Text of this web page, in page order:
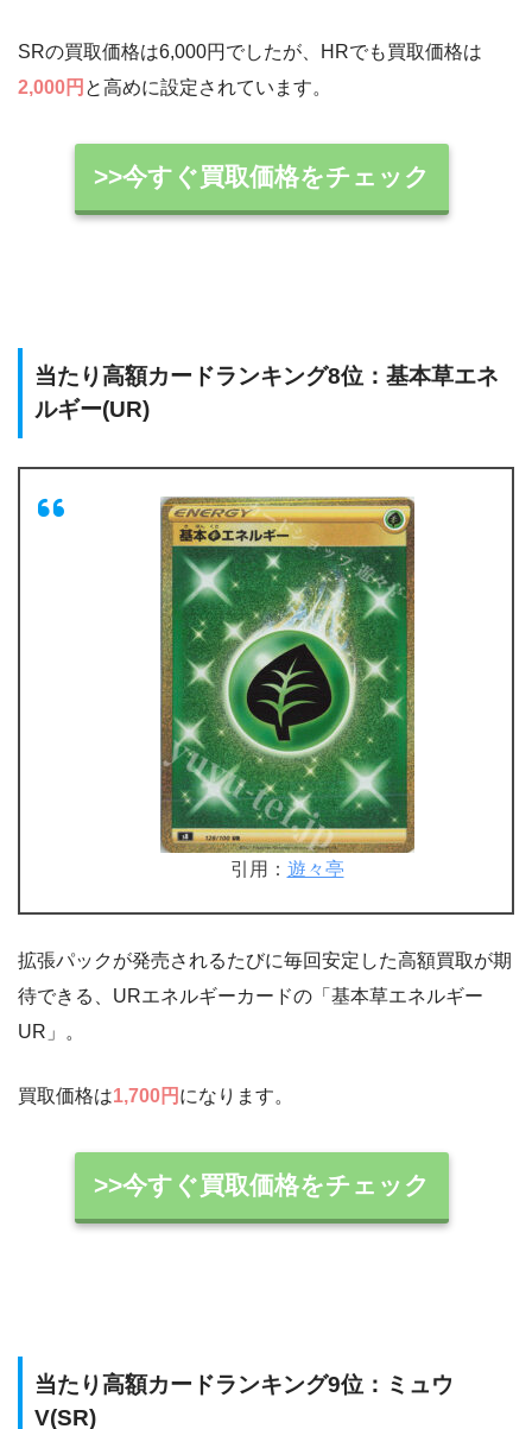
SRの買取価格は6,000円でしたが、HRでも買取価格は
2,000円 と高めに設定されています。
>>今すぐ買取価格をチェック
当たり高額カードランキング8位：基本草エネ
ルギー(UR)
引用： 遊々亭
拡張パックが発売されるたびに毎回安定した高額買取が期
待できる、URエネルギーカードの「基本草エネルギー
UR」。
買取価格は1,700円 になります。
>>今すぐ買取価格をチェック
当たり高額カードランキング9位：ミュウ
V(SR)